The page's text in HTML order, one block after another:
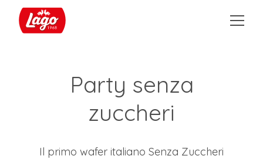
Party senza
zuccheri
Il primo wafer italiano Senza Zuccheri